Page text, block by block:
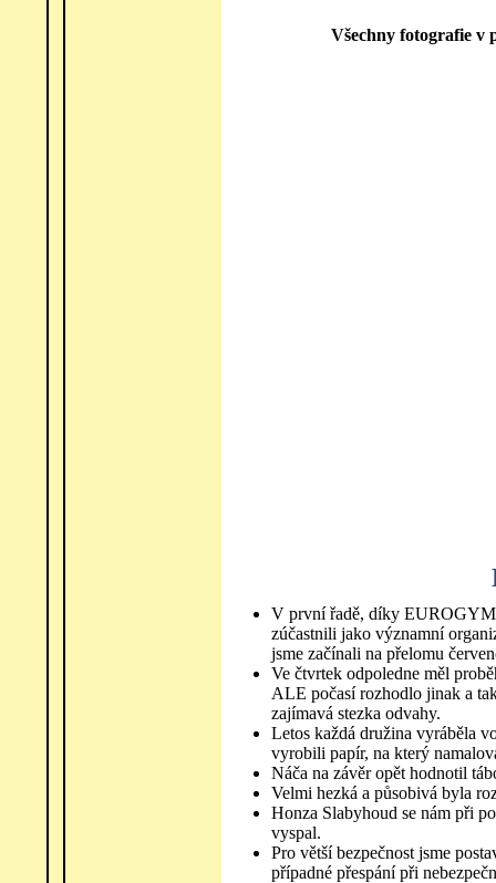
Všechny fotografie v
V první řadě, díky
zúčastnili jako významní
jsme začínali na přelomu
Ve čtvrtek odpoledne měl
ALE počasí rozhodlo jinak a
zajímavá stezka odvahy.
Letos každá družina vyráběla
vyrobili papír, na který
Náča na závěr opět hodnotil
Velmi hezká a působivá byla
Honza Slabyhoud se nám při
vyspal.
Pro větší bezpečnost jsme
případné přespání při